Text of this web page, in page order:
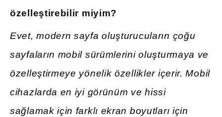
özelleştirebilir miyim?
Evet, modern sayfa oluşturucuların çoğu
sayfaların mobil sürümlerini oluşturmaya ve
özelleştirmeye yönelik özellikler içerir. Mobil
cihazlarda en iyi görünüm ve hissi
sağlamak için farklı ekran boyutları için